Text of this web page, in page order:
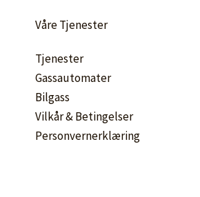
Våre Tjenester
Tjenester
Gassautomater
Bilgass
Vilkår & Betingelser
Personvernerklæring